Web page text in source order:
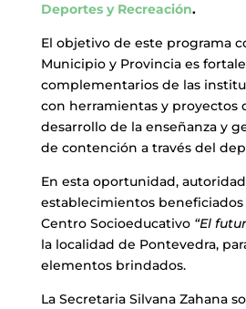
Deportes y Recreación.
El objetivo de este programa
Municipio y Provincia es
complementarios de las
con herramientas y proyectos
desarrollo de la enseñanza y
de contención a través del
En esta oportunidad,
establecimientos
Centro Socioeducativo “El
la localidad de Pontevedra,
elementos brindados.
La Secretaria Silvana Zahana